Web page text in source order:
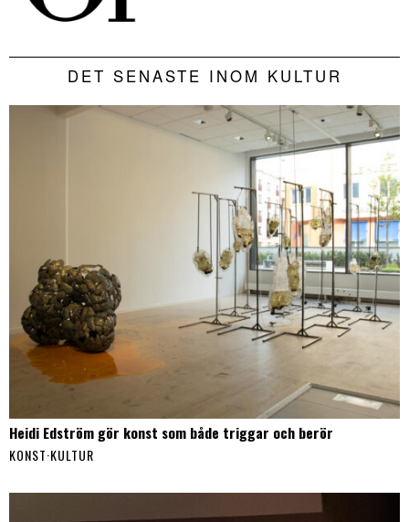
DET SENASTE INOM KULTUR
Heidi Edström gör konst som både triggar och berör
KONST·KULTUR